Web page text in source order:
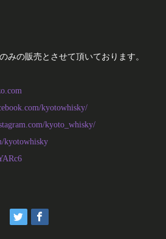
みの販売とさせて頂いております。
kyotowhisky/
kyoto_whisky/
kyotowhisky